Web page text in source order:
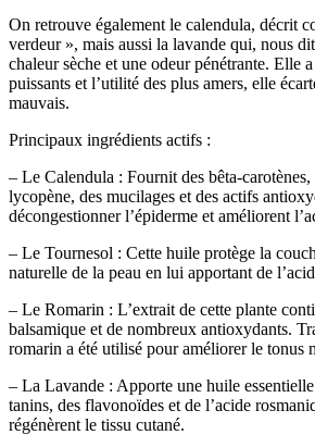
On retrouve également le calendula, décrit
verdeur », mais aussi la lavande qui, nous
chaleur sèche et une odeur pénétrante. Elle
puissants et l’utilité des plus amers, elle
mauvais.
Principaux ingrédients actifs :
– Le Calendula : Fournit des bêta-
lycopène, des mucilages et des actifs
décongestionner l’épiderme et améliorent
– Le Tournesol : Cette huile protège la
naturelle de la peau en lui apportant de
– Le Romarin : L’extrait de cette plante
balsamique et de nombreux antioxydants.
romarin a été utilisé pour améliorer le tonus
– La Lavande : Apporte une huile
tanins, des flavonoïdes et de l’acide
régénèrent le tissu cutané.